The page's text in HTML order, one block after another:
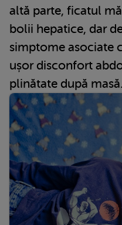
altă parte, ficatul
bolii hepatice, dar
simptome asociate
ușor disconfort
plinătate după masă.